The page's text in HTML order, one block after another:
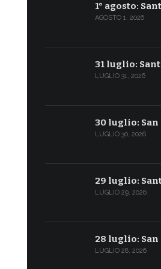
1° agosto:
AGOSTO 1, 2026
31 luglio:
LUGLIO 31, 2026
30 luglio:
LUGLIO 30, 2026
29 luglio:
LUGLIO 29, 2026
28 luglio:
LUGLIO 28, 2026